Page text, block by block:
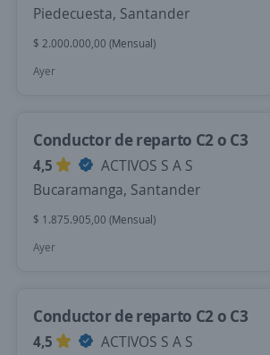
Piedecuesta, Santander
$ 2.000.000,00 (Mensual)
Ayer
Conductor de reparto C2 o C3
4,5
ACTIVOS S A S
Bucaramanga, Santander
$ 1.875.905,00 (Mensual)
Ayer
Conductor de reparto C2 o C3
4,5
ACTIVOS S A S